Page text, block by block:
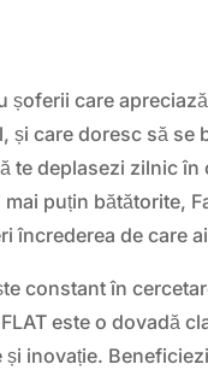
șoferii care apreciază
și care doresc să se
te deplasezi zilnic în
puțin bătătorite,
încrederea de care
constant în
este o dovadă
inovație.